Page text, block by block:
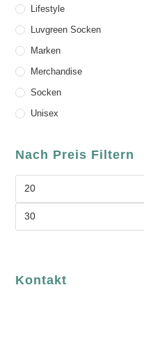
Lifestyle
Luvgreen Socken
Marken
Merchandise
Socken
Unisex
Nach Preis Filtern
Kontakt